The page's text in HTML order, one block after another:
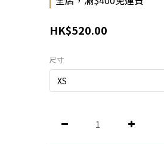
HK$520.00
尺寸